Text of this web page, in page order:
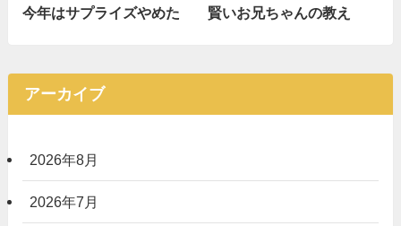
今年はサプライズやめた 賢いお兄ちゃんの教え
アーカイブ
2026年8月
2026年7月